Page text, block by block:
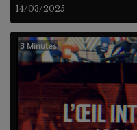
14/03/2025
3 Minutes